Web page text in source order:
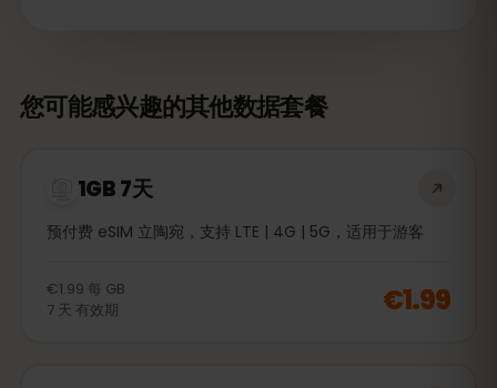
您可能感兴趣的其他数据套餐
1GB 7天
预付费 eSIM 立陶宛，支持 LTE | 4G | 5G，适用于游客
€1.99 每 GB
7 天 有效期 €1.99